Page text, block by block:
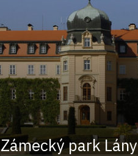
Zámecký park Lány